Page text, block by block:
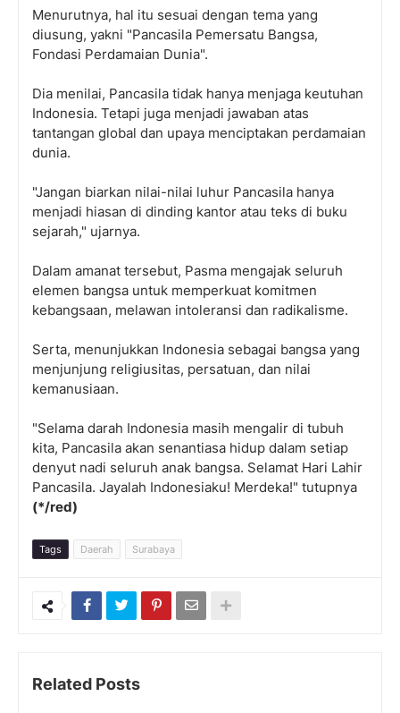
Menurutnya, hal itu sesuai dengan tema yang
diusung, yakni "Pancasila Pemersatu Bangsa,
Fondasi Perdamaian Dunia".
Dia menilai, Pancasila tidak hanya menjaga keutuhan
Indonesia. Tetapi juga menjadi jawaban atas
tantangan global dan upaya menciptakan perdamaian
dunia.
"Jangan biarkan nilai-nilai luhur Pancasila hanya
menjadi hiasan di dinding kantor atau teks di buku
sejarah," ujarnya.
Dalam amanat tersebut, Pasma mengajak seluruh
elemen bangsa untuk memperkuat komitmen
kebangsaan, melawan intoleransi dan radikalisme.
Serta, menunjukkan Indonesia sebagai bangsa yang
menjunjung religiusitas, persatuan, dan nilai
kemanusiaan.
"Selama darah Indonesia masih mengalir di tubuh
kita, Pancasila akan senantiasa hidup dalam setiap
denyut nadi seluruh anak bangsa. Selamat Hari Lahir
Pancasila. Jayalah Indonesiaku! Merdeka!" tutupnya
(*/red)
Tags Daerah Surabaya
Related Posts